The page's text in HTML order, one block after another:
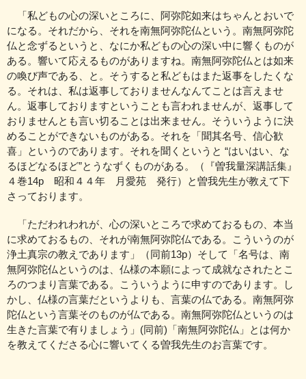
「私どもの心の深いところに、阿弥陀如来はちゃんとおいで
になる。それだから、それを南無阿弥陀仏という。南無阿弥陀
仏と念ずるというと、なにか私どもの心の深い中に響くものが
ある。響いて応えるものがありますね。南無阿弥陀仏とは如来
の喚び声である、と。そうすると私どもはまた返事をしたくな
る。それは、私は返事しておりませんなんてことは言えませ
ん。返事しておりますということも言われませんが、返事して
おりませんとも言い切ることは出来ません。そういうように決
めることができないものがある。それを「聞其名号、信心歓
喜」というのであります。それを聞くというと “はいはい、な
るほどなるほど”とうなずくものがある。（『曽我量深講話集』
４巻14p 昭和４４年 月愛苑 発行）と曽我先生が教えて下
さっております。
「ただわれわれが、心の深いところで求めておるもの、本当
に求めておるもの、それが南無阿弥陀仏である。こういうのが
浄土真宗の教えであります」（同前13p）そして「名号は、南
無阿弥陀仏というのは、仏様の本願によって成就なされたとこ
ろのつまり言葉である。こういうように申すのであります。し
かし、仏様の言葉だというよりも、言葉の仏である。南無阿弥
陀仏という言葉そのものが仏である。南無阿弥陀仏というのは
生きた言葉で有りましょう」(同前)「南無阿弥陀仏」とは何か
を教えてくださる心に響いてくる曽我先生のお言葉です。